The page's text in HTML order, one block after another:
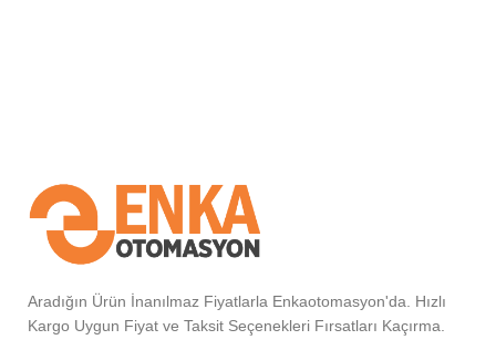
Aradığın Ürün İnanılmaz Fiyatlarla Enkaotomasyon'da. Hızlı
Kargo Uygun Fiyat ve Taksit Seçenekleri Fırsatları Kaçırma.